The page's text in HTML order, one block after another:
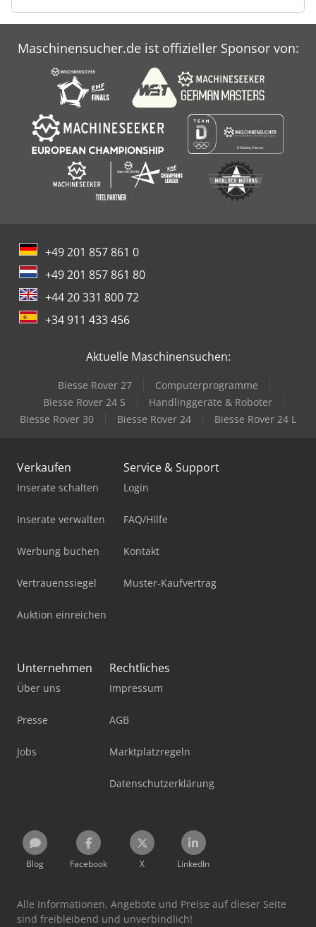
Maschinensucher.de ist offizieller Sponsor von:
+49 201 857 861 0
+49 201 857 861 80
+44 20 331 800 72
+34 911 433 456
Aktuelle Maschinensuchen:
Biesse Rover 27
Computerprogramme
Biesse Rover 24 S
Handlinggeräte & Roboter
Biesse Rover 30
Biesse Rover 24 Biesse Rover 24 L
Verkaufen
Inserate schalten
Inserate verwalten
Werbung buchen
Vertrauenssiegel
Auktion einreichen
Service & Support
Login
FAQ/Hilfe
Kontakt
Muster-Kaufvertrag
Unternehmen
Über uns
Presse
Jobs
Rechtliches
Impressum
AGB
Marktplatzregeln
Datenschutzerklärung
Blog Facebook X LinkedIn
Alle Informationen, Angebote und Preise auf dieser Seite
sind freibleibend und unverbindlich!